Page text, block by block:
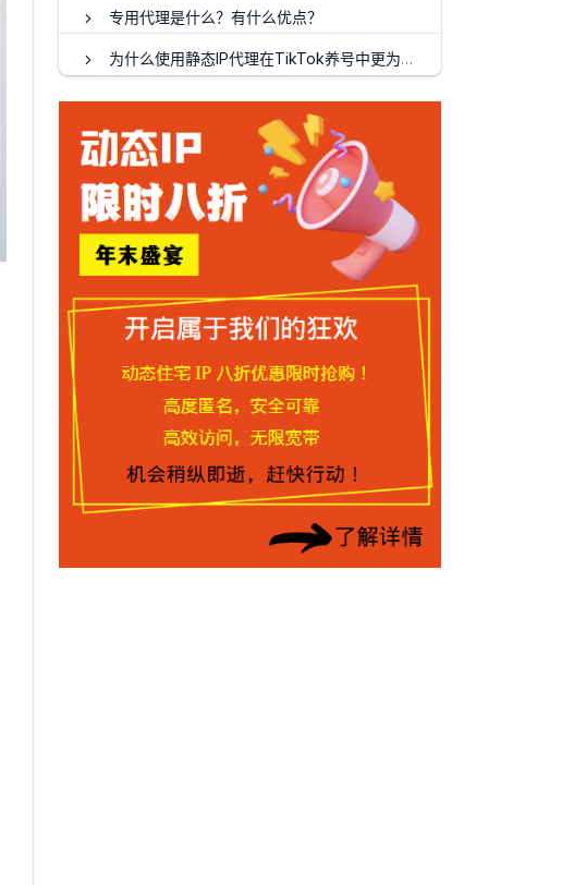
专用代理是什么？有什么优点？
为什么使用静态IP代理在TikTok养号中更为优越？